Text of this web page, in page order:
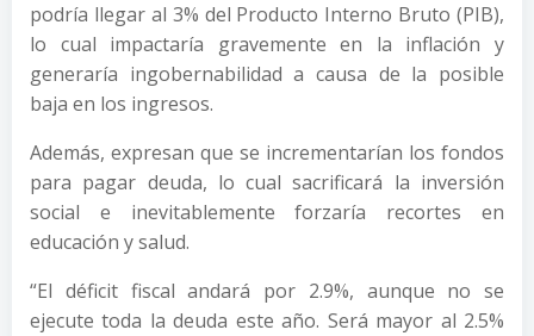
podría llegar al 3% del Producto Interno Bruto (PIB),
lo cual impactaría gravemente en la inflación y
generaría ingobernabilidad a causa de la posible
baja en los ingresos.
Además, expresan que se incrementarían los fondos
para pagar deuda, lo cual sacrificará la inversión
social e inevitablemente forzaría recortes en
educación y salud.
“El déficit fiscal andará por 2.9%, aunque no se
ejecute toda la deuda este año. Será mayor al 2.5%